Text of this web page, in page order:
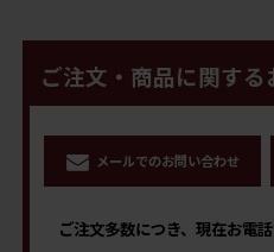
ご注文・商品に関す
メールでのお問い合わせ
ご注文多数につき、現在お電